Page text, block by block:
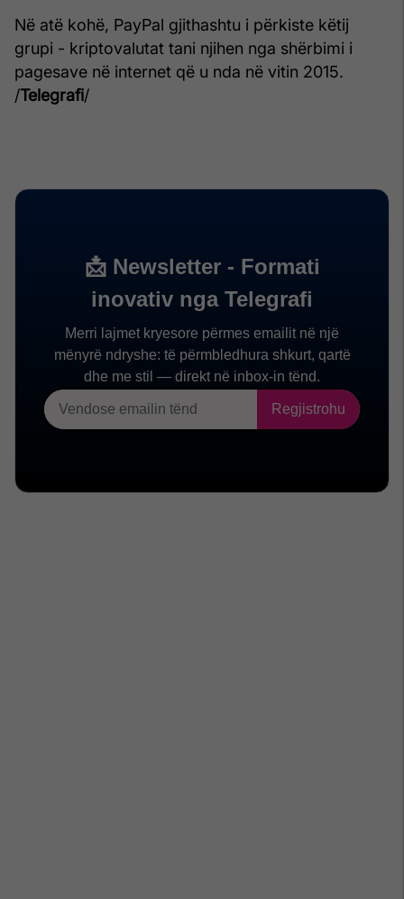
Në atë kohë, PayPal gjithashtu i përkiste këtij
grupi - kriptovalutat tani njihen nga shërbimi i
pagesave në internet që u nda në vitin 2015.
/Telegrafi/